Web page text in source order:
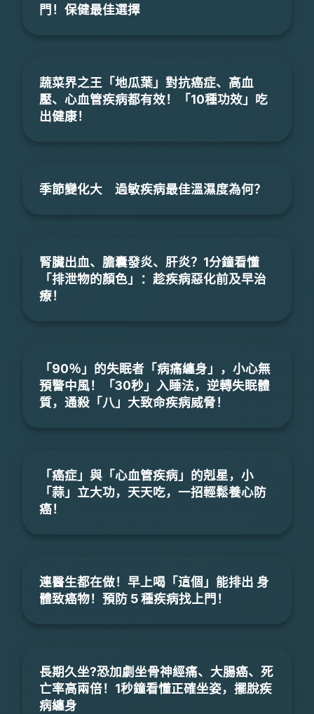
門！保健最佳選擇
蔬菜界之王「地瓜葉」對抗癌症、高血
壓、心血管疾病都有效！「10種功效」吃
出健康！
季節變化大 過敏疾病最佳溫濕度為何？
腎臟出血、膽囊發炎、肝炎？1分鐘看懂
「排泄物的顏色」：趁疾病惡化前及早治
療！
「90％」的失眠者「病痛纏身」，小心無
預警中風！「30秒」入睡法，逆轉失眠體
質，通殺「八」大致命疾病威脅！
「癌症」與「心血管疾病」的剋星，小
「蒜」立大功，天天吃，一招輕鬆養心防
癌！
連醫生都在做！早上喝「這個」能排出 身
體致癌物！預防 5 種疾病找上門！
長期久坐?恐加劇坐骨神經痛、大腸癌、死
亡率高兩倍！1秒鐘看懂正確坐姿，擺脫疾
病纏身